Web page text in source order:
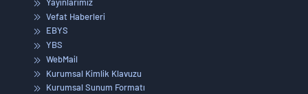
Vefat Haberleri
EBYS
YBS
WebMail
Kurumsal Kimlik Klavuzu
Kurumsal Sunum Formatı